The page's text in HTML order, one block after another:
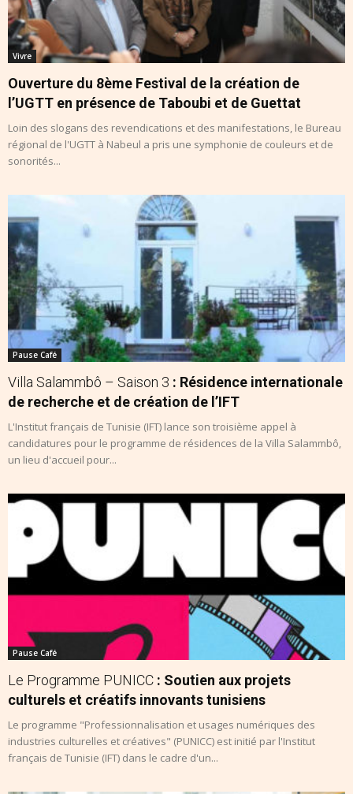
Vivre
Ouverture du 8ème Festival de la création de
l’UGTT en présence de Taboubi et de Guettat
Loin des slogans des revendications et des manifestations, le Bureau
régional de l'UGTT à Nabeul a pris une symphonie de couleurs et de
sonorités...
Pause Café
Villa Salammbô – Saison 3 : Résidence internationale
de recherche et de création de l’IFT
L'Institut français de Tunisie (IFT) lance son troisième appel à
candidatures pour le programme de résidences de la Villa Salammbô,
un lieu d'accueil pour...
Pause Café
Le Programme PUNICC : Soutien aux projets
culturels et créatifs innovants tunisiens
Le programme "Professionnalisation et usages numériques des
industries culturelles et créatives" (PUNICC) est initié par l'Institut
français de Tunisie (IFT) dans le cadre d'un...